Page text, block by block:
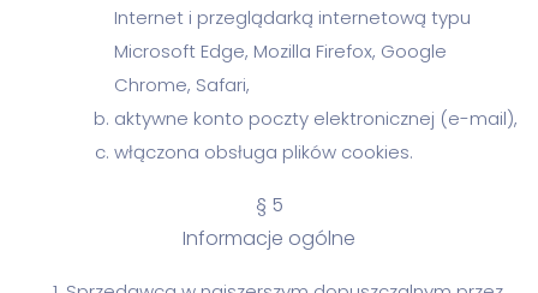
Internet i przeglądarką internetową typu
Microsoft Edge, Mozilla Firefox, Google
Chrome, Safari,
aktywne konto poczty elektronicznej (e-mail),
włączona obsługa plików cookies.
§ 5
Informacje ogólne